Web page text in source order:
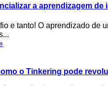
a aprendizagem
e tanto! O aprendizado de
o Tinkering pode